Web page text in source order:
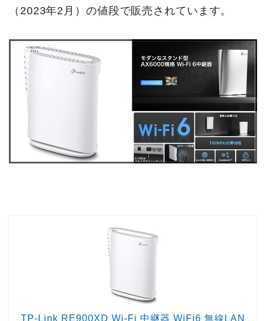
（2023年2月）の値段で販売されています。
TP-Link RE900XD Wi-Fi 中継器 WiFi6 無線LAN